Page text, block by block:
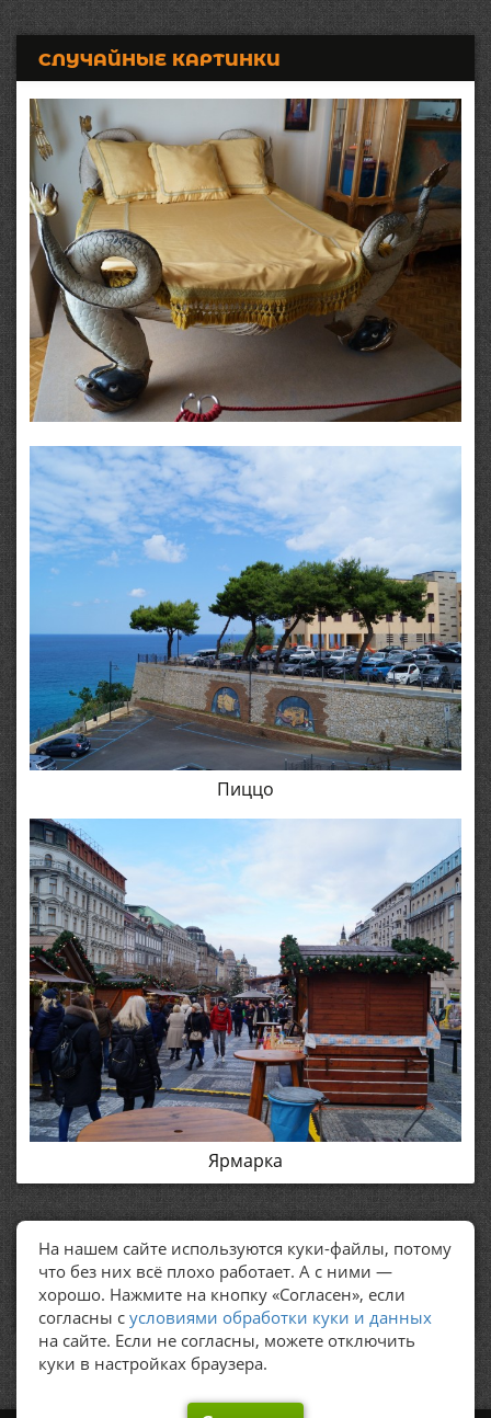
СЛУЧАЙНЫЕ КАРТИНКИ
Пиццо
Ярмарка
ПОЛЕЗНЫЕ ССЫЛКИ
Политика обработки персональных данных
На нашем сайте используются куки-файлы, потому
что без них всё плохо работает. А с ними —
хорошо. Нажмите на кнопку «Согласен», если
согласны с условиями обработки куки и данных
на сайте. Если не согласны, можете отключить
куки в настройках браузера.